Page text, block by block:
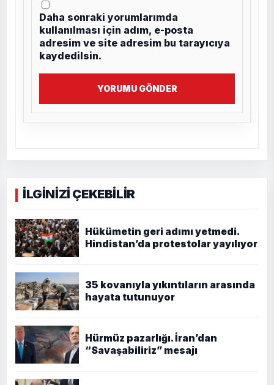
Daha sonraki yorumlarımda
kullanılması için adım, e-posta
adresim ve site adresim bu tarayıcıya
kaydedilsin.
YORUMU GÖNDER
İLGİNİZİ ÇEKEBİLİR
Hükümetin geri adımı yetmedi.
Hindistan’da protestolar yayılıyor
35 kovanıyla yıkıntıların arasında
hayata tutunuyor
Hürmüz pazarlığı. İran’dan
“Savaşabiliriz” mesajı